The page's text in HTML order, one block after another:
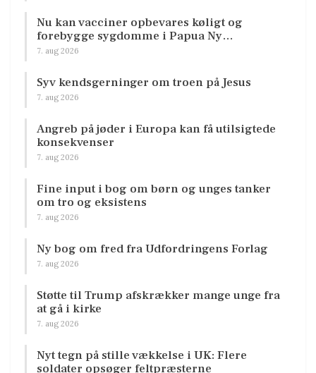
Nu kan vacciner opbevares køligt og
forebygge sygdomme i Papua Ny…
7. aug 2026
Syv kendsgerninger om troen på Jesus
7. aug 2026
Angreb på jøder i Europa kan få utilsigtede
konsekvenser
7. aug 2026
Fine input i bog om børn og unges tanker
om tro og eksistens
7. aug 2026
Ny bog om fred fra Udfordringens Forlag
7. aug 2026
Støtte til Trump afskrækker mange unge fra
at gå i kirke
7. aug 2026
Nyt tegn på stille vækkelse i UK: Flere
soldater opsøger feltpræsterne